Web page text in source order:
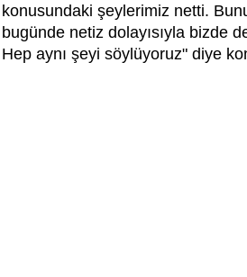
konusundaki şeylerimiz netti.
bugünde netiz dolayısıyla bizde
Hep aynı şeyi söylüyoruz" diye